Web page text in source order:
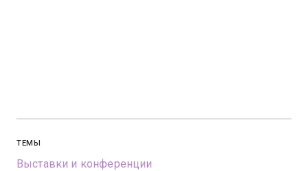
ТЕМЫ
Выставки и конференции